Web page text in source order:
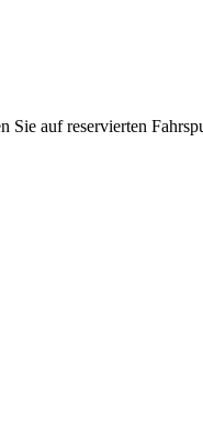
auf reservierten